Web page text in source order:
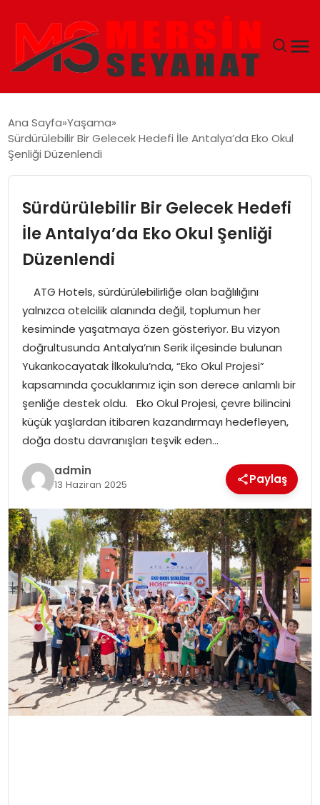
EKONOMI
TEKNOLOJI
GÜNCEL
Ana Sayfa Yaşama
Sürdürülebilir Bir Gelecek Hedefi İle Antalya’da Eko Okul
Şenliği Düzenlendi
Sürdürülebilir Bir Gelecek Hedefi
İle Antalya’da Eko Okul Şenliği
Düzenlendi
ATG Hotels, sürdürülebilirliğe olan bağlılığını
yalnızca otelcilik alanında değil, toplumun her
kesiminde yaşatmaya özen gösteriyor. Bu vizyon
doğrultusunda Antalya’nın Serik ilçesinde bulunan
Yukarıkocayatak İlkokulu’nda, “Eko Okul Projesi”
kapsamında çocuklarımız için son derece anlamlı bir
şenliğe destek oldu. Eko Okul Projesi, çevre bilincini
küçük yaşlardan itibaren kazandırmayı hedefleyen,
doğa dostu davranışları teşvik eden…
admin
13 Haziran 2025 Paylaş